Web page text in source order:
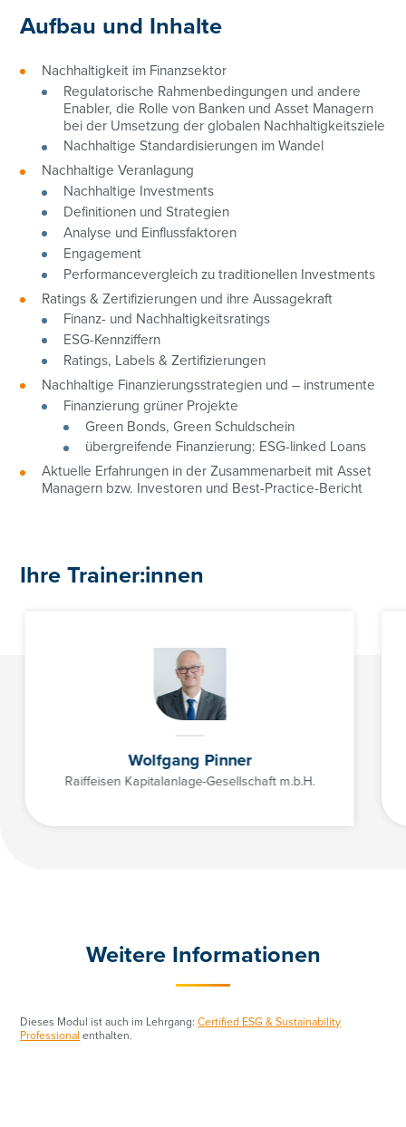
Aufbau und Inhalte
Nachhaltigkeit im Finanzsektor
Regulatorische Rahmenbedingungen und andere
Enabler, die Rolle von Banken und Asset Managern
bei der Umsetzung der globalen Nachhaltigkeitsziele
Nachhaltige Standardisierungen im Wandel
Nachhaltige Veranlagung
Nachhaltige Investments
Definitionen und Strategien
Analyse und Einflussfaktoren
Engagement
Performancevergleich zu traditionellen Investments
Ratings & Zertifizierungen und ihre Aussagekraft
Finanz- und Nachhaltigkeitsratings
ESG-Kennziffern
Ratings, Labels & Zertifizierungen
Nachhaltige Finanzierungsstrategien und – instrumente
Finanzierung grüner Projekte
Green Bonds, Green Schuldschein
übergreifende Finanzierung: ESG-linked Loans
Aktuelle Erfahrungen in der Zusammenarbeit mit Asset
Managern bzw. Investoren und Best-Practice-Bericht
Ihre Trainer:innen
Wolfgang Pinner
Raiffeisen Kapitalanlage-Gesellschaft m.b.H.
Weitere Informationen
Dieses Modul ist auch im Lehrgang:Certified ESG & Sustainability
Professional enthalten.
01/368 68 78-3122
katharina.ulm@controller-institut.at